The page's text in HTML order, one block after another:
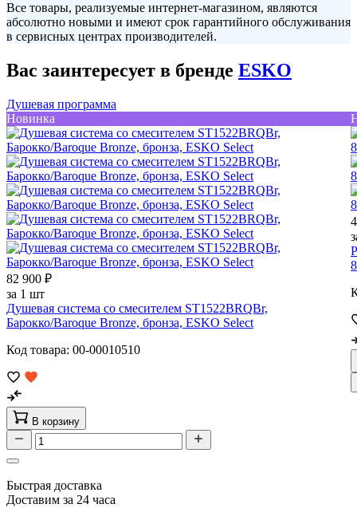
Все товары, реализуемые интернет-магазином, являются
абсолютно новыми и имеют срок гарантийного обслуживания
в сервисных центрах производителей.
Вас заинтересует в бренде ESKO
Душевая программа
Новинка
82 900 ₽
за 1 шт
Душевая система со смесителем ST1522BRQBr,
Барокко/Baroque Bronze, бронза, ESKO Select
Код товара: 00-00010510
В корзину
Быстрая доставка
Доставим за 24 часа